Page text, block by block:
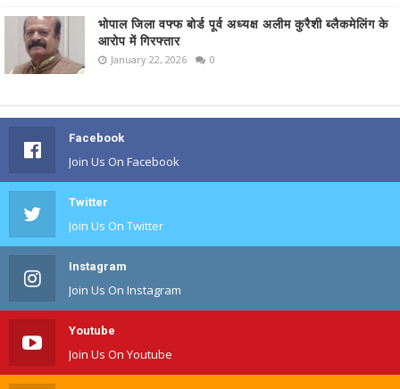
भोपाल जिला वफ्फ बोर्ड पूर्व अध्यक्ष अलीम कुरैशी ब्लैकमेलिंग के
आरोप में गिरफ्तार
January 22, 2026 0
Facebook
Join Us On Facebook
Twitter
Join Us On Twitter
Instagram
Join Us On Instagram
Youtube
Join Us On Youtube